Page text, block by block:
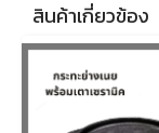
สินค้าเกี่ยวข้อง